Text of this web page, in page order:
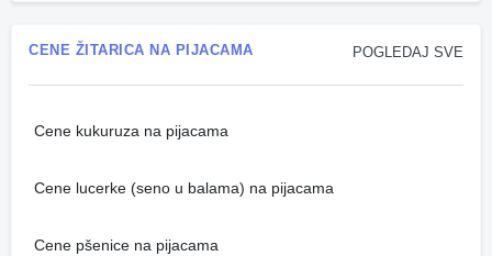
POGLEDAJ SVE
CENE ŽITARICA NA PIJACAMA
Cene kukuruza na pijacama
Cene lucerke (seno u balama) na pijacama
Cene pšenice na pijacama